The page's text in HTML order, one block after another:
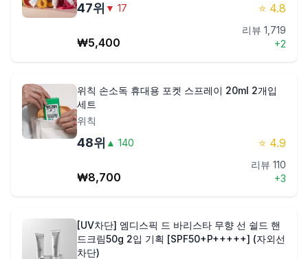
47위 ▼ 17 ⭐ 4.8
₩5,400
리뷰 1,719
+2
위칙 손소독 휴대용 포켓 스프레이 20ml 2개입
세트
위칙
48위 ▲ 140 ⭐ 4.9
₩8,700
리뷰 110
+3
[UV차단] 엠디스픽 드 바리스타 무향 선 쉴드 핸
드크림50g 2입 기획 [SPF50+P+++++] (자외선
차단)